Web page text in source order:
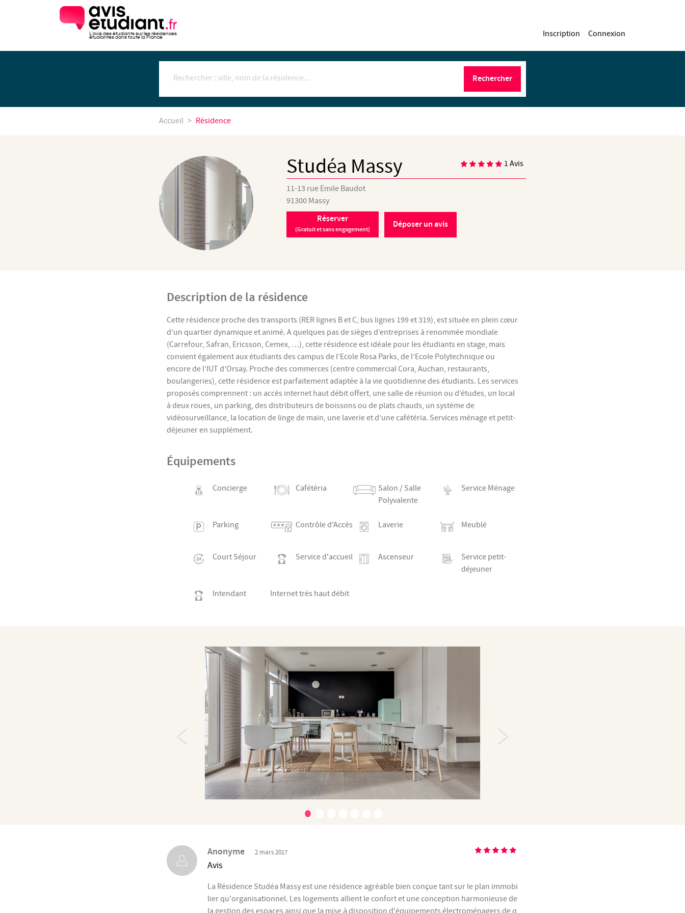
L'avis des étudiants sur les résidences
étudiantes dans toute la France Inscription Connexion
Rechercher
Accueil Résidence
1 Avis
Studéa Massy
11-13 rue Emile Baudot
91300Massy
Réserver
(Gratuit et sans engagement) Déposer un avis
Description de la résidence
Cette résidence proche des transports (RER lignes B et C, bus lignes 199 et 319), est située en plein cœur
d’un quartier dynamique et animé. A quelques pas de sièges d’entreprises à renommée mondiale
(Carrefour, Safran, Ericsson, Cemex, …), cette résidence est idéale pour les étudiants en stage, mais
convient également aux étudiants des campus de l’Ecole Rosa Parks, de l’Ecole Polytechnique ou
encore de l’IUT d’Orsay. Proche des commerces (centre commercial Cora, Auchan, restaurants,
boulangeries), cette résidence est parfaitement adaptée à la vie quotidienne des étudiants. Les services
proposés comprennent : un accès internet haut débit offert, une salle de réunion ou d’études, un local
à deux roues, un parking, des distributeurs de boissons ou de plats chauds, un système de
vidéosurveillance, la location de linge de main, une laverie et d’une cafétéria. Services ménage et petit-
déjeuner en supplément.
Équipements
Concierge Cafétéria
Salon / Salle
Polyvalente
Service Ménage
Parking Contrôle d'Accès Laverie Meublé
Court Séjour Service d'accueil Ascenseur
Service petit-
déjeuner
Intendant Internet très haut débit
Anonyme 2 mars 2017
Avis
La Résidence Studéa Massy est une résidence agréable bien conçue tant sur le plan immobi
lier qu'organisationnel. Les logements allient le confort et une conception harmonieuse de